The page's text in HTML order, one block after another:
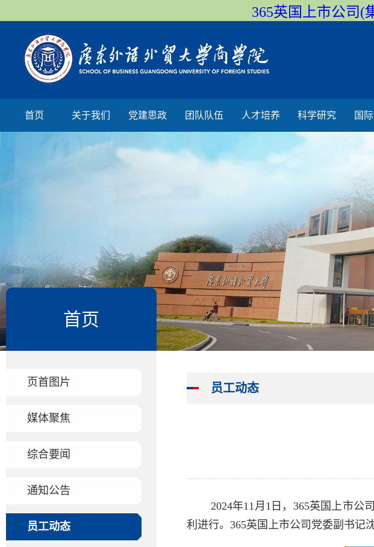
365英国上市公司(
首页 关于我们 党建思政 团队队伍 人才培养 科学研究 国
首页
页首图片
媒体聚焦
综合要闻
通知公告
员工动态
员工动态
2024年11月1日，365英国上市
利进行。365英国上市公司党委副书记